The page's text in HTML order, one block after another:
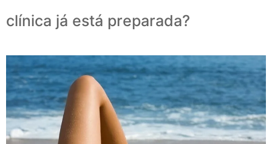
clínica já está preparada?